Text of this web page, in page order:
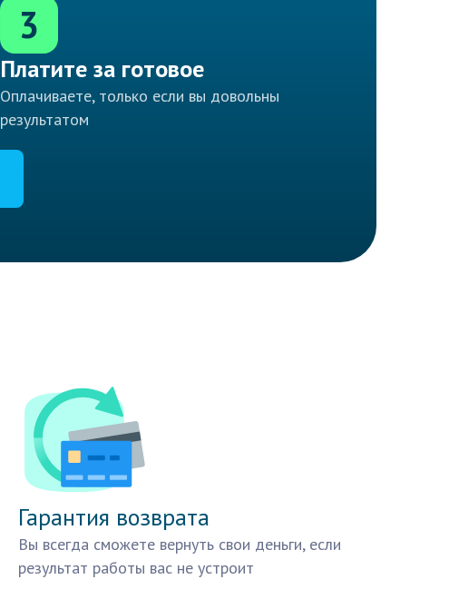
3
Платите за готовое
Оплачиваете, только если вы довольны
результатом
Гарантия возврата
Вы всегда сможете вернуть свои деньги, если
результат работы вас не устроит